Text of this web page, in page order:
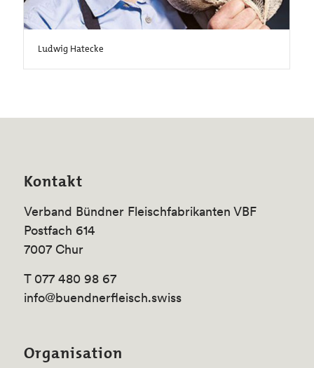
Ludwig Hatecke
Kontakt
Verband Bündner Fleischfabrikanten VBF
Postfach 614
7007 Chur
T 077 480 98 67
info@buendnerfleisch.swiss
Organisation